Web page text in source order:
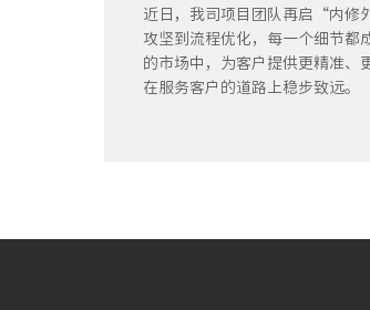
近日，我司项目团队再启“内修
攻坚到流程优化，每一个细节都
的市场中，为客户提供更精准
在服务客户的道路上稳步致远。